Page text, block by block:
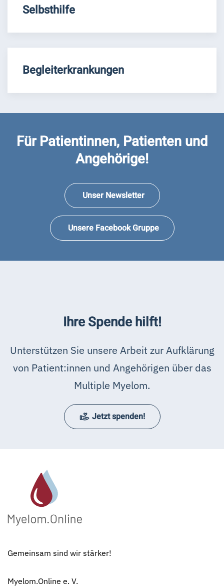
Selbsthilfe
Begleiterkrankungen
Für Patientinnen, Patienten und
Angehörige!
Unser Newsletter
Unsere Facebook Gruppe
Ihre Spende hilft!
Unterstützen Sie unsere Arbeit zur Aufklärung
von Patient:innen und Angehörigen über das
Multiple Myelom.
Jetzt spenden!
Gemeinsam sind wir stärker!
Myelom.Online e. V.